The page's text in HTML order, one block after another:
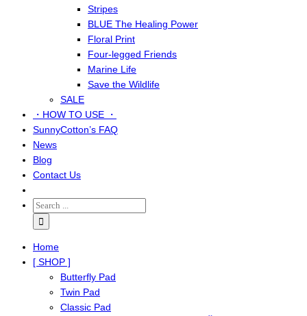
Stripes
BLUE The Healing Power
Floral Print
Four-legged Friends
Marine Life
Save the Wildlife
SALE
・HOW TO USE ・
SunnyCotton’s FAQ
News
Blog
Contact Us
Home
[ SHOP ]
Butterfly Pad
Twin Pad
Classic Pad